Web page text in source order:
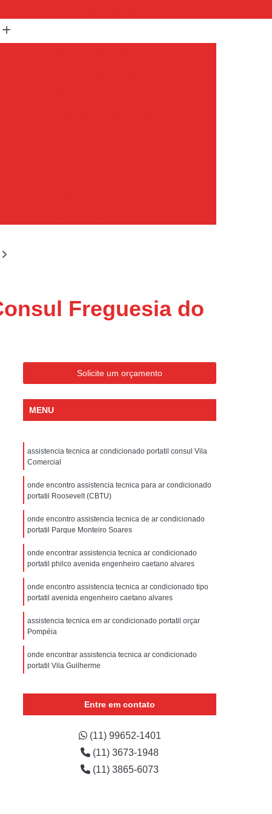
Condicionado Portatil
Portatil Philco
Tipo Portatil
Condicionado Portatil Philco
Ar Condicionado Portatil
Assistencia Tecnica Electrolux Geladeira
Tecnica Geladeira Electrolux
Electrolux Assistencia Tecnica Geladeira
Geladeira Assistencia Tecnica
Assistencia Tecnica Electrolux Refrigerador
Tecnica Refrigerador com Defeito
com Problema
Assistencia Tecnica Refrigerador Não Liga
Electrolux Assistencia Tecnica
Assistencia Tecnica Maquina Secadora
Assistencia Tecnica para Secadora
Lavadora e Secadora
Assistencia Tecnica Secadora
Assistencia Tecnica Secadora Samsung
Assistencia Tecnica de Fogão
Assistencia Tecnica Fogão
Freguesia do
Solicite um orçamento
MENU
assistencia tecnica ar condicionado portatil consul Vila
Comercial
onde encontro assistencia tecnica para ar condicionado
portatil Roosevelt (CBTU)
onde encontro assistencia tecnica de ar condicionado
portatil Parque Monteiro Soares
onde encontrar assistencia tecnica ar condicionado
portatil philco avenida engenheiro caetano alvares
onde encontro assistencia tecnica ar condicionado tipo
portatil avenida engenheiro caetano alvares
assistencia tecnica em ar condicionado portatil orçar
Pompéia
onde encontrar assistencia tecnica ar condicionado
portatil Vila Guilherme
ar condicionado portatil assistencia tecnica avenida
Entre em contato
(11) 99652-1401
(11) 3673-1948
(11) 3865-6073